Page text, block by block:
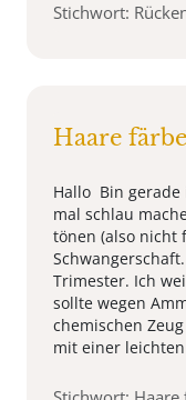
Stichwort:
Haare
Hallo Bin gerade
mal schlau
tönen (also nicht
Trimester. Ich
sollte wegen
chemischen
mit einer